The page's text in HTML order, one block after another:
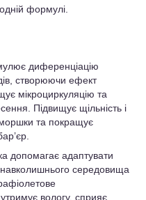
формулі.
диференціацію
створюючи ефект
мікроциркуляцію та
Підвищує щільність і
та покращує
допомагає адаптувати
середовища
вологу, сприяє